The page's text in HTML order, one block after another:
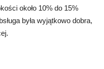
około 10% do 15%
była wyjątkowo dobra,